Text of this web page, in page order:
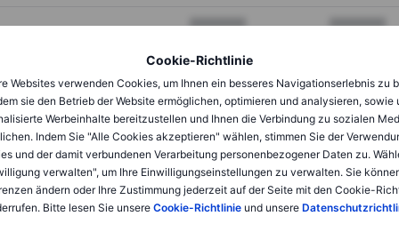
Cookie-Richtlinie
Websites verwenden Cookies, um Ihnen ein besseres Navigationserlebnis zu
sie den Betrieb der Website ermöglichen, optimieren und analysieren, sowie
Werbeinhalte bereitzustellen und Ihnen die Verbindung zu sozialen
Indem Sie "Alle Cookies akzeptieren" wählen, stimmen Sie der
und der damit verbundenen Verarbeitung personenbezogener Daten zu.
verwalten", um Ihre Einwilligungseinstellungen zu verwalten. Sie
ändern oder Ihre Zustimmung jederzeit auf der Seite mit den Cookie-
Bitte lesen Sie unsere Cookie-Richtlinieund unsere
XXXXXXX XXXXXXX
XXXXXXX
XXXXXXX XXXXXXX
XXXXXXX XXXXXXX
XXXXXXX XXXXXXX